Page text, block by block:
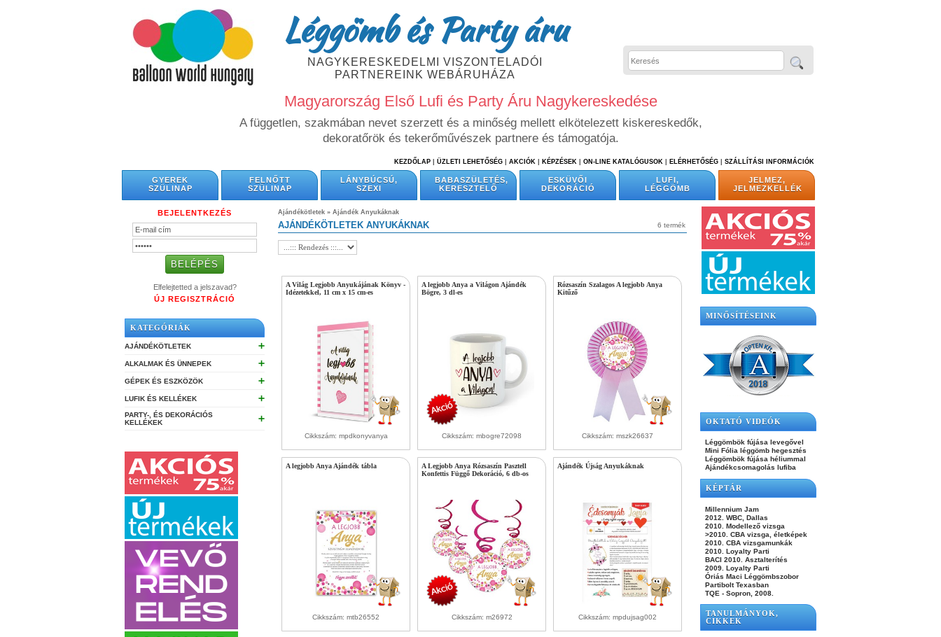
Léggömb és Party áru
NAGYKERESKEDELMI VISZONTELADÓI
PARTNEREINK WEBÁRUHÁZA
Magyarország Első Lufi és Party Áru Nagykereskedése
A független, szakmában nevet szerzett és a minőség mellett elkötelezett kiskereskedők,
dekoratőrök és tekerőművészek partnere és támogatója.
KEZDŐLAP ÜZLETI LEHETŐSÉG AKCIÓK KÉPZÉSEK ON-LINE KATALÓGUSOK ELÉRHETŐSÉG SZÁLLÍTÁSI INFORMÁCIÓK
GYEREK
SZÜLINAP
FELNŐTT
SZÜLINAP
LÁNYBÚCSÚ,
SZEXI
BABASZÜLETÉS,
KERESZTELŐ
ESKÜVŐI
DEKORÁCIÓ
LUFI,
LÉGGÖMB
JELMEZ,
JELMEZKELLÉK
BEJELENTKEZÉS
Elfelejtetted a jelszavad?
ÚJ REGISZTRÁCIÓ
KATEGÓRIÁK
AJÁNDÉKÖTLETEK ➕
ALKALMAK ÉS ÜNNEPEK ➕
GÉPEK ÉS ESZKÖZÖK ➕
LUFIK ÉS KELLÉKEK ➕
PARTY-, ÉS DEKORÁCIÓS
KELLÉKEK
➕
Ajándékötletek » Ajándék Anyukáknak
6 termék
AJÁNDÉKÖTLETEK ANYUKÁKNAK
A Világ Legjobb Anyukájának Könyv -
Idézetekkel, 11 cm x 15 cm-es
Cikkszám: mpdkonyvanya
A legjobb Anya a Világon Ajándék
Bögre, 3 dl-es
Cikkszám: mbogre72098
Rózsaszín Szalagos A legjobb Anya
Kitűző
Cikkszám: mszk26637
A legjobb Anya Ajándék tábla
Cikkszám: mtb26552
A Legjobb Anya Rózsaszín Pasztell
Konfettis Függő Dekoráció, 6 db-os
Cikkszám: m26972
Ajándék Újság Anyukáknak
Cikkszám: mpdujsag002
MINŐSÍTÉSEINK
OKTATÓ VIDEÓK
Léggömbök fújása levegővel
Mini Fólia léggömb hegesztés
Léggömbök fújása héliummal
Ajándékcsomagolás lufiba
KÉPTÁR
Millennium Jam
2012. WBC, Dallas
2010. Modellező vizsga
>2010. CBA vizsga, életképek
2010. CBA vizsgamunkák
2010. Loyalty Parti
BACI 2010. Asztalterítés
2009. Loyalty Parti
Óriás Maci Léggömbszobor
Partibolt Texasban
TQE - Sopron, 2008.
TANULMÁNYOK,
CIKKEK